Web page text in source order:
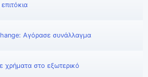
Αγόρασε συνάλλαγμα
χρήματα στο εξωτερικό